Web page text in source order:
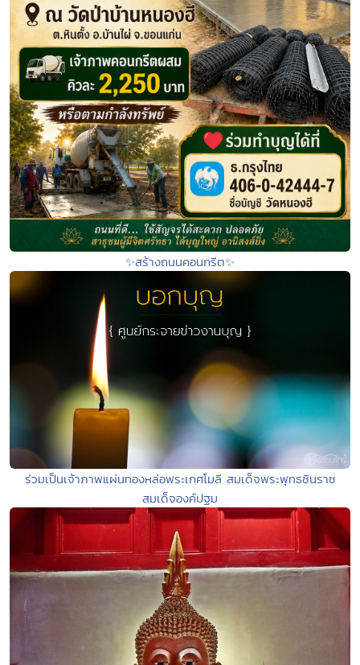
✨สร้างถนนคอนกรีต✨
ร่วมเป็นเจ้าภาพแผ่นทองหล่อพระเกศโมลี สมเด็จพระพุทธชินราช
สมเด็จองค์ปฐม